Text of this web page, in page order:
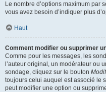
Le nombre d’options maximum par
vous avez besoin d’indiquer plus
Haut
Comment modifier ou supprimer
Comme pour les messages, les
l’auteur original, un modérateur ou
sondage, cliquez sur le bouton
toujours celui auquel est associé le
peut modifier une option ou